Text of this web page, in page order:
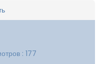
: 177